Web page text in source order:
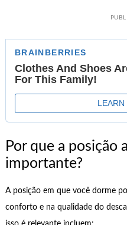
Por que a posição
importante?
A posição em que você dorme
conforto e na qualidade do